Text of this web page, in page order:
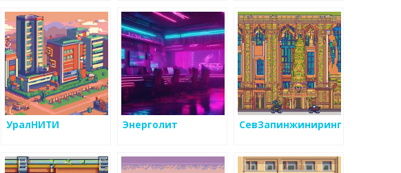
УралНИТИ Энерголит СевЗапинжиниринг